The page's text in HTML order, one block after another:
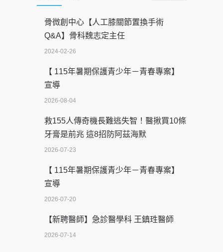
骨微創中心【人工膝關節置換手術
Q&A】骨科魏志定主任
2024-02-26
【 115年暑期保護青少年－青春專案】
宣導
2026-08-04
救155人傳奇機長難逃失智！醫揪買10條
牙膏是前兆 這8招防阿茲海默
2026-07-23
【 115年暑期保護青少年－青春專案】
宣導
2026-07-20
【新聘醫師】急診醫學科 王鎮珄醫師
2026-07-14